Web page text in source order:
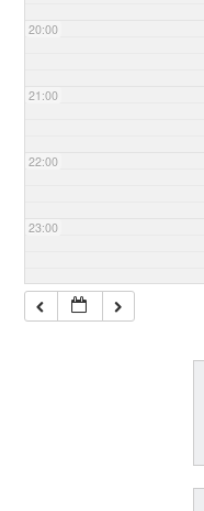
20:00
21:00
22:00
23:00